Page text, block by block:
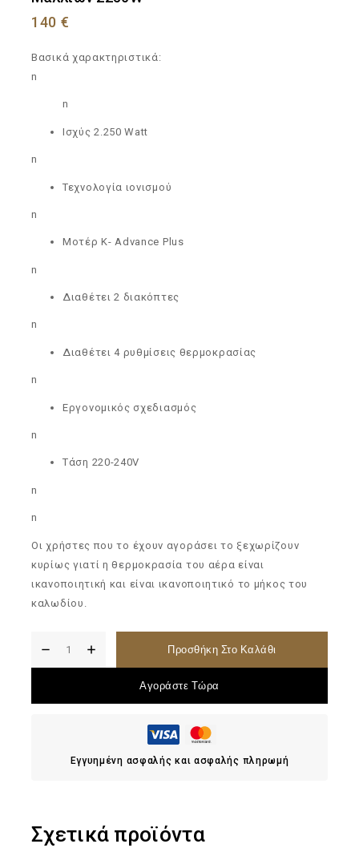
140 €
Βασικά χαρακτηριστικά:
n
n
Ισχύς 2.250 Watt
n
Τεχνολογία ιονισμού
n
Μοτέρ K- Advance Plus
n
Διαθέτει 2 διακόπτες
n
Διαθέτει 4 ρυθμίσεις θερμοκρασίας
n
Εργονομικός σχεδιασμός
n
Τάση 220-240V
n
n
Οι χρήστες που το έχουν αγοράσει το ξεχωρίζουν
κυρίως γιατί η θερμοκρασία του αέρα είναι
ικανοποιητική και είναι ικανοποιητικό το μήκος του
καλωδίου.
Προσθήκη Στο Καλάθι
Αγοράστε Τώρα
Εγγυημένη ασφαλής και ασφαλής πληρωμή
Σχετικά προϊόντα